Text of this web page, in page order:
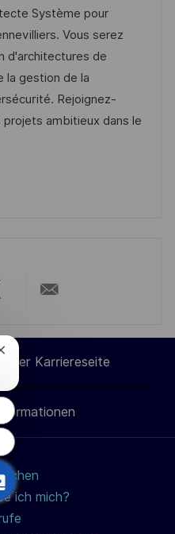
b
-
I
D
Système pour
Vous serez
d'architectures de
la gestion de la
Rejoignez-
ambitieux dans le
teilen
E-
Mail
teilen
der Karriereseite
ich mich?
Chatbot-
Benachrichtigung
schließen